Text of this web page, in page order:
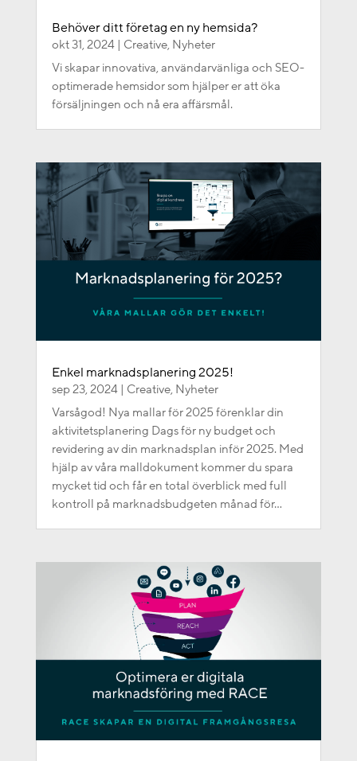
Behöver ditt företag en ny hemsida?
okt 31, 2024| Creative, Nyheter
Vi skapar innovativa, användarvänliga och SEO-
optimerade hemsidor som hjälper er att öka
försäljningen och nå era affärsmål.
Enkel marknadsplanering 2025!
sep 23, 2024| Creative, Nyheter
Varsågod! Nya mallar för 2025 förenklar din
aktivitetsplanering Dags för ny budget och
revidering av din marknadsplan inför 2025. Med
hjälp av våra malldokument kommer du spara
mycket tid och får en total överblick med full
kontroll på marknadsbudgeten månad för...